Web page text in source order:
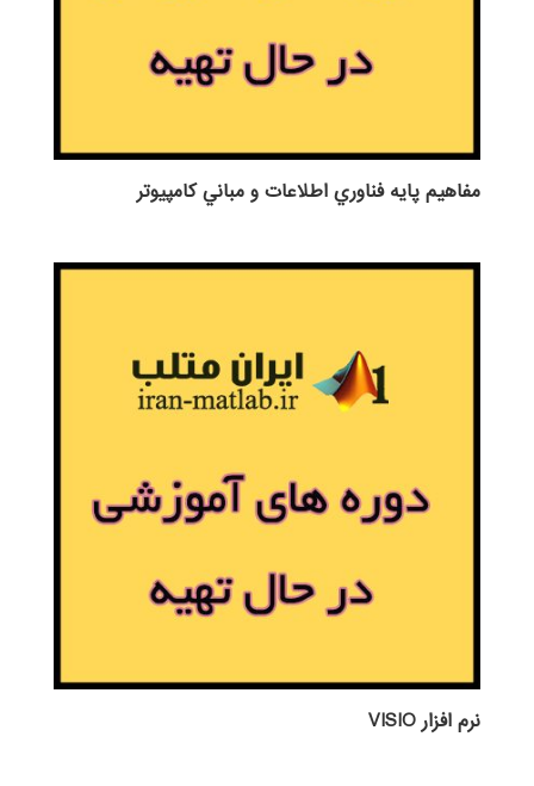
مفاهيم پايه فناوري اطلاعات و مباني كامپيوتر
نرم افزار VISIO